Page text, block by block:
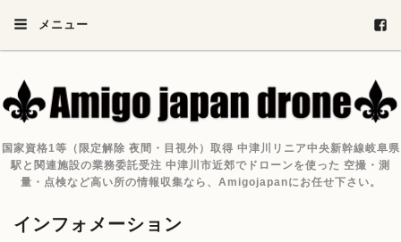
メニュー
国家資格1等（限定解除 夜間・目視外）取得 中津川リニア中央新幹線岐阜県
駅と関連施設の業務委託受注 中津川市近郊でドローンを使った 空撮・測
量・点検など高い所の情報収集なら、Amigojapanにお任せ下さい。
インフォメーション